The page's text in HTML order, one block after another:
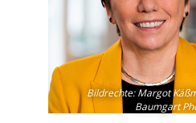
Bildrechte:Margot
Baumgart